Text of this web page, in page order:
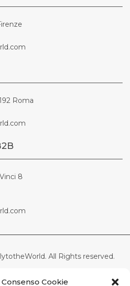
Consenso Cookie
Roma
8
All Rights reserved.